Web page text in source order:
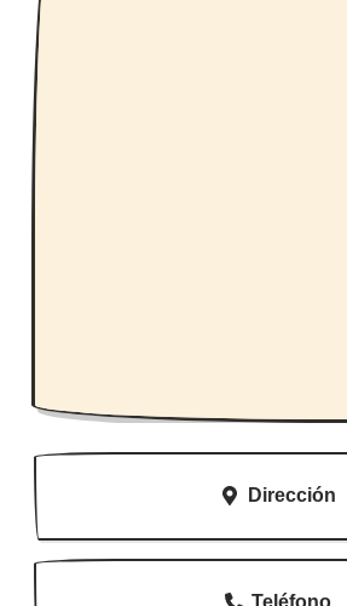
Dirección